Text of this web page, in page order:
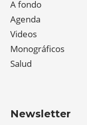
A fondo
Agenda
Videos
Monográficos
Salud
Newsletter